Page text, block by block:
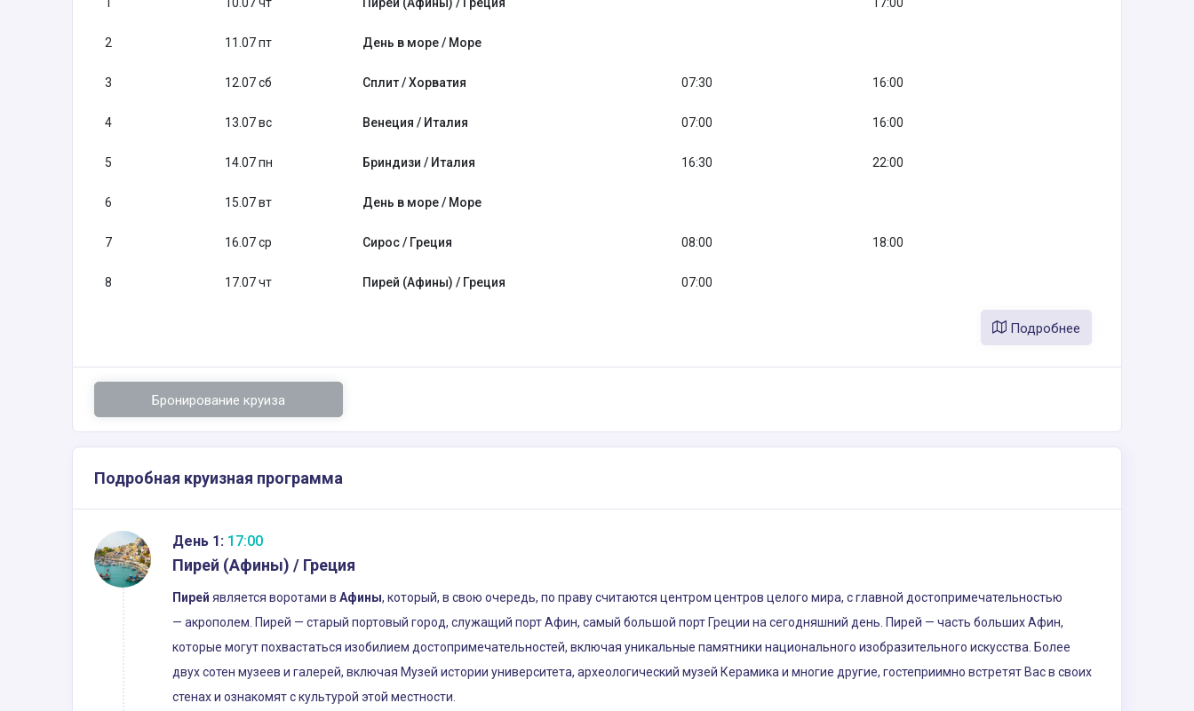
2 11.07 пт День в море / Море
3 12.07 сб Сплит / Хорватия 07:30 16:00
4 13.07 вс Венеция / Италия 07:00 16:00
5 14.07 пн Бриндизи / Италия 16:30 22:00
6 15.07 вт День в море / Море
7 16.07 ср Сирос / Греция 08:00 18:00
8 17.07 чт Пирей (Афины) / Греция 07:00
Подробнее
Бронирование круиза
Подробная круизная программа
День 1: 17:00
Пирей (Афины) / Греция
Пирей является воротами в Афины, который, в свою очередь, по праву считаются центром центров целого мира, с главной достопримечательностью
— акрополем. Пирей — старый портовый город, служащий порт Афин, самый большой порт Греции на сегодняшний день. Пирей — часть больших Афин,
которые могут похвастаться изобилием достопримечательностей, включая уникальные памятники национального изобразительного искусства. Более
двух сотен музеев и галерей, включая Музей истории университета, археологический музей Керамика и многие другие, гостеприимно встретят Вас в своих
стенах и ознакомят с культурой этой местности.